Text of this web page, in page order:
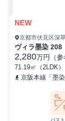
NEW
京都市伏見区深
ヴィラ墨染 208
2,280万円（参
71.19㎡（2LDK）
京阪本線「墨
バス